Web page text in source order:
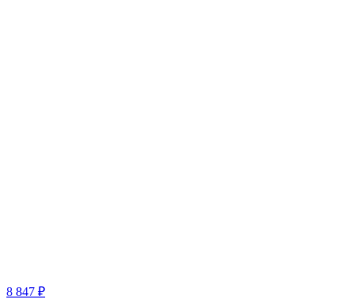
8 847 ₽